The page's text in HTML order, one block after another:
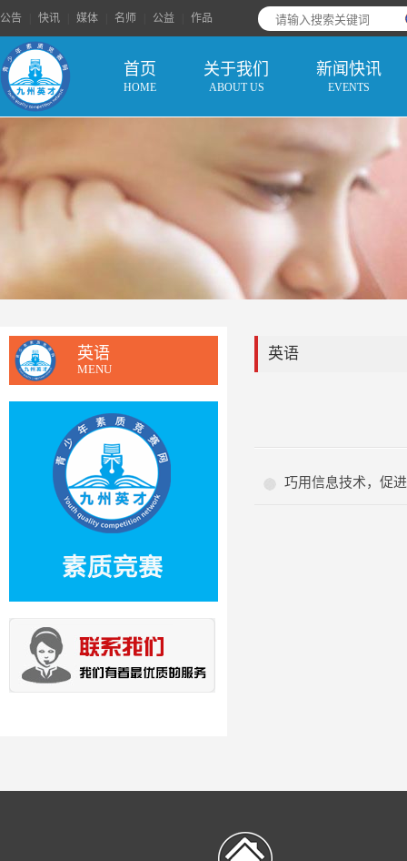
公告 快讯 媒体 名师 公益 作品
首页
HOME
关于我们
ABOUT US
新闻快讯
EVENTS
英语
MENU
英语
巧用信息技术，促